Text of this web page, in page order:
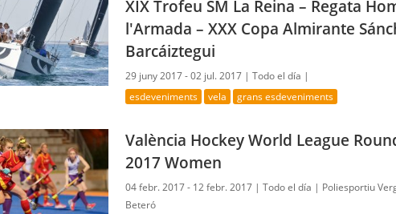
XIX Trofeu SM La Reina – Regata
l'Armada – XXX Copa Almirante
Barcáiztegui
29 juny 2017 - 02 jul. 2017 |Todo el día |
esdeveniments vela grans esdeveniments
València Hockey World League
2017 Women
04 febr. 2017 - 12 febr. 2017 |Todo el día | Poliesportiu
Beteró